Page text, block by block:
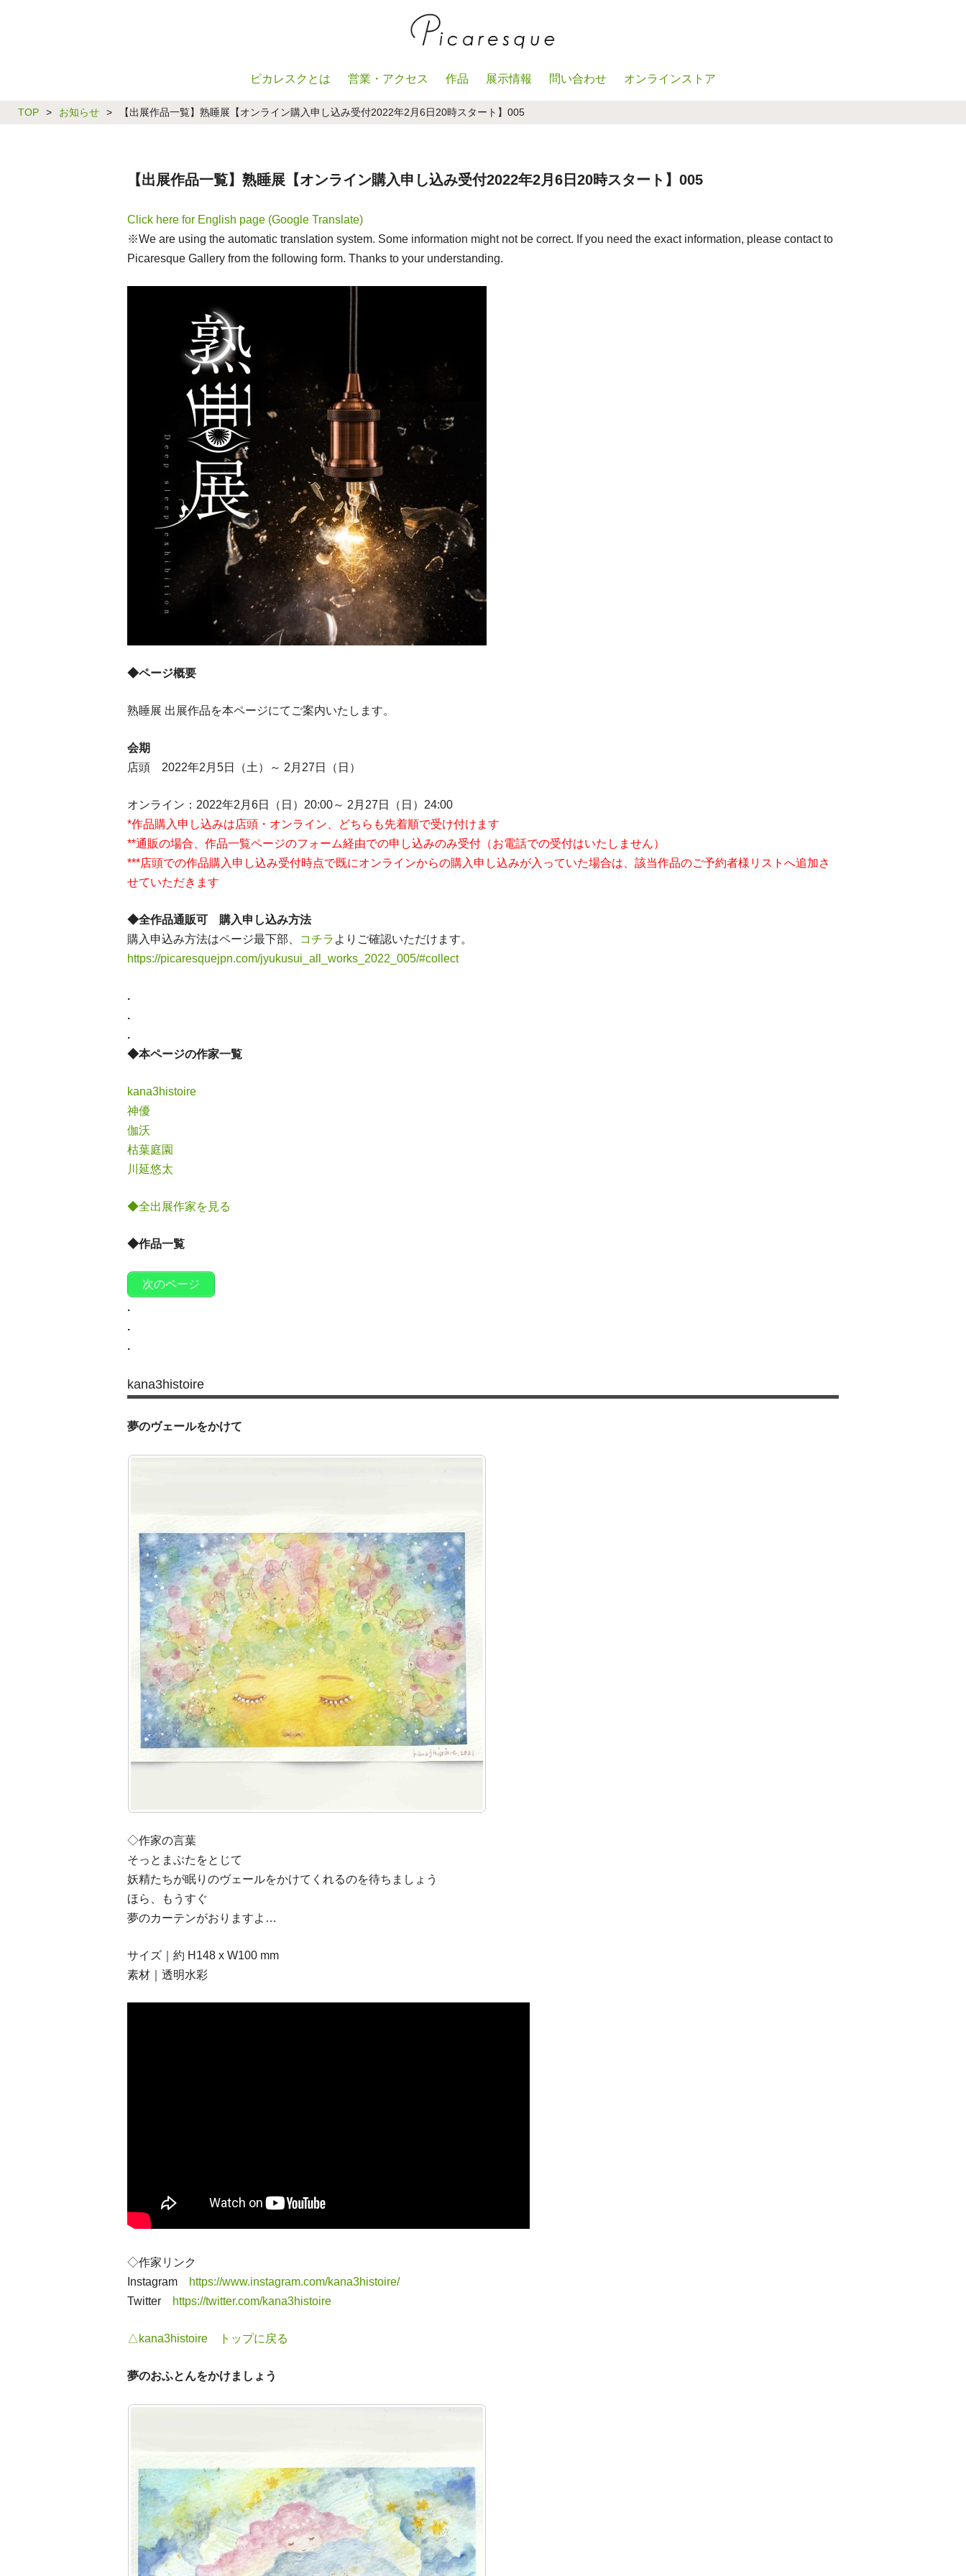
ピカレスクとは 営業・アクセス 作品 展示情報 問い合わせ オンラインストア
TOP > お知らせ > 【出展作品一覧】熟睡展【オンライン購入申し込み受付2022年2月6日20時スタート】005
【出展作品一覧】熟睡展【オンライン購入申し込み受付2022年2月6日20時スタート】005
Click here for English page (Google Translate)
※We are using the automatic translation system. Some information might not be correct. If you need the exact information, please contact to
Picaresque Gallery from the following form. Thanks to your understanding.
◆ページ概要
熟睡展 出展作品を本ページにてご案内いたします。
会期
店頭 2022年2月5日（土）～ 2月27日（日）
オンライン：2022年2月6日（日）20:00～ 2月27日（日）24:00
*作品購入申し込みは店頭・オンライン、どちらも先着順で受け付けます
**通販の場合、作品一覧ページのフォーム経由での申し込みのみ受付（お電話での受付はいたしません）
***店頭での作品購入申し込み受付時点で既にオンラインからの購入申し込みが入っていた場合は、該当作品のご予約者様リストへ追加さ
せていただきます
◆全作品通販可 購入申し込み方法
購入申込み方法はページ最下部、
コチラ よりご確認いただけます。
https://picaresquejpn.com/jyukusui_all_works_2022_005/#collect
.
.
.
◆本ページの作家一覧
kana3histoire
神優
伽沃
枯葉庭園
川延悠太
◆全出展作家を見る
◆作品一覧
次のページ
.
.
.
kana3histoire
夢のヴェールをかけて
◇作家の言葉
そっとまぶたをとじて
妖精たちが眠りのヴェールをかけてくれるのを待ちましょう
ほら、もうすぐ
夢のカーテンがおりますよ…
サイズ｜約 H148 x W100 mm
素材｜透明水彩
◇作家リンク
Instagram
https://www.instagram.com/kana3histoire/
Twitter
https://twitter.com/kana3histoire
△kana3histoire トップに戻る
夢のおふとんをかけましょう